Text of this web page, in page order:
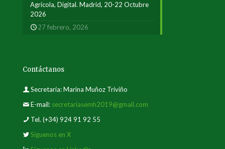
Agrícola, Digital. Madrid, 20-22 Octubre
2026
27 febrero, 2026
Contáctanos
Secretaría: Marina Muñoz Triviño
E-mail: secretariasemh2019@gmail.com
Tel. (+34) 924 91 92 55
Síguenos en X